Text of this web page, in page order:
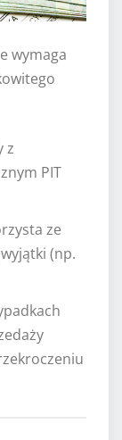
wymaga
z
PIT
ze
(np.